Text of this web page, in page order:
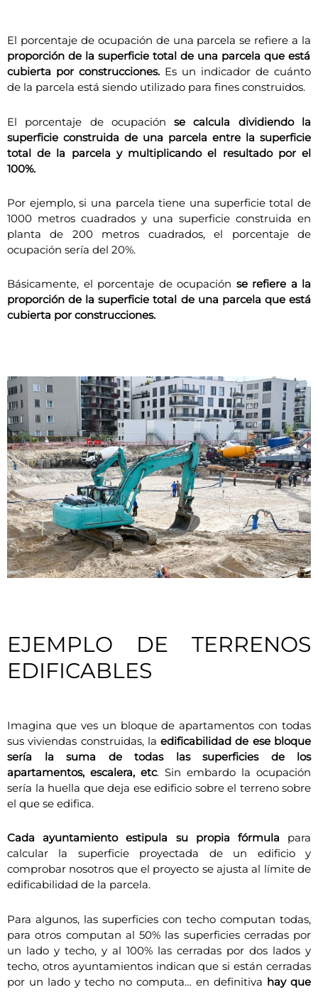
El porcentaje de ocupación de una parcela se refiere a la
proporción de la superficie total de una parcela que está
cubierta por construcciones. Es un indicador de cuánto
de la parcela está siendo utilizado para fines construidos.
El porcentaje de ocupaciónse calcula dividiendo la
superficie construida de una parcela entre la superficie
total de la parcela y multiplicando el resultado por el
100%.
Por ejemplo, si una parcela tiene una superficie total de
1000 metros cuadrados y una superficie construida en
planta de 200 metros cuadrados, el porcentaje de
ocupación sería del 20%.
Básicamente, el porcentaje de ocupación se refiere a la
proporción de la superficie total de una parcela que está
cubierta por construcciones.
EJEMPLO DE TERRENOS
EDIFICABLES
Imagina que ves un bloque de apartamentos con todas
sus viviendas construidas, la edificabilidad de ese bloque
sería la suma de todas las superficies de los
apartamentos, escalera, etc. Sin embardo la ocupación
sería la huella que deja ese edificio sobre el terreno sobre
el que se edifica.
Cada ayuntamiento estipula su propia fórmula para
calcular la superficie proyectada de un edificio y
comprobar nosotros que el proyecto se ajusta al límite de
edificabilidad de la parcela.
Para algunos, las superficies con techo computan todas,
para otros computan al 50% las superficies cerradas por
un lado y techo, y al 100% las cerradas por dos lados y
techo, otros ayuntamientos indican que si están cerradas
por un lado y techo no computa… en definitiva hay que